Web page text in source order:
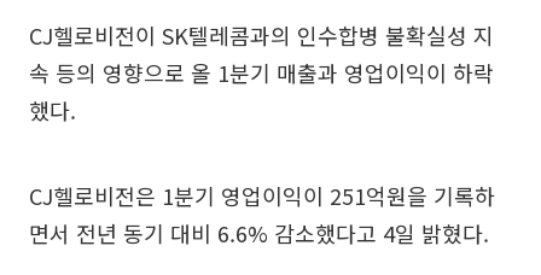
CJ헬로비전이 SK텔레콤과의 인수합병 불확실성 지
속 등의 영향으로 올 1분기 매출과 영업이익이 하락
했다.
CJ헬로비전은 1분기 영업이익이 251억원을 기록하
면서 전년 동기 대비 6.6% 감소했다고 4일 밝혔다.